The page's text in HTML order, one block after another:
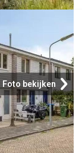
Foto bekijken